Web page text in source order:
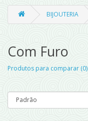
BIJOUTERIA
Com Furo
Produtos para comparar (0)